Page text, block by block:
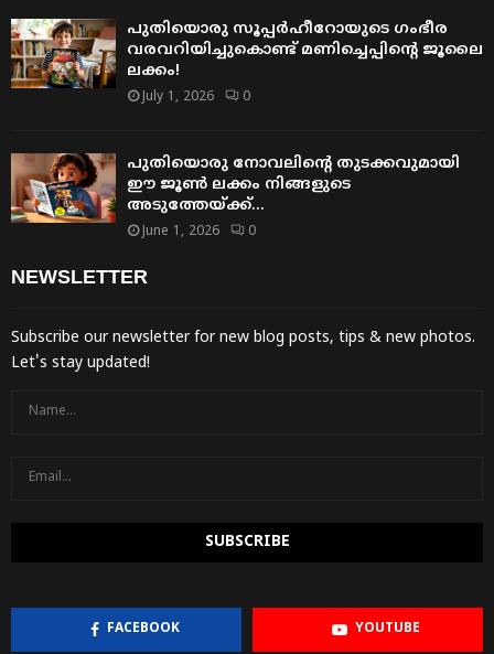
പുതിയൊരു സൂപ്പർഹീറോയുടെ ഗംഭീര
വരവറിയിച്ചുകൊണ്ട് മണിച്ചെപ്പിന്റെ ജൂലൈ
ലക്കം!
July 1, 2026 0
പുതിയൊരു നോവലിന്റെ തുടക്കവുമായി
ഈ ജൂൺ ലക്കം നിങ്ങളുടെ
അടുത്തേയ്ക്ക്…
June 1, 2026 0
NEWSLETTER
Subscribe our newsletter for new blog posts, tips & new photos.
Let's stay updated!
FACEBOOK YOUTUBE